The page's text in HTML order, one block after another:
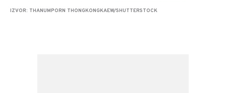
IZVOR: THANUMPORN THONGKONGKAEW/SHUTTERSTOCK